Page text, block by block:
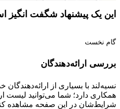
این یک پیشنهاد شگفت انگیز
گام نخست
بررسی ارائه‌دهندگان
نسیه‌لند با بسیاری از
همکاری دارد؛ شما می‌توانید لیست
شرایط‌شان در این صفحه مشاهده